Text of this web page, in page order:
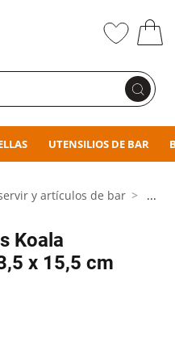
UTENSILIOS DE BAR
y artículos de bar ...
Koala
x 15,5 cm